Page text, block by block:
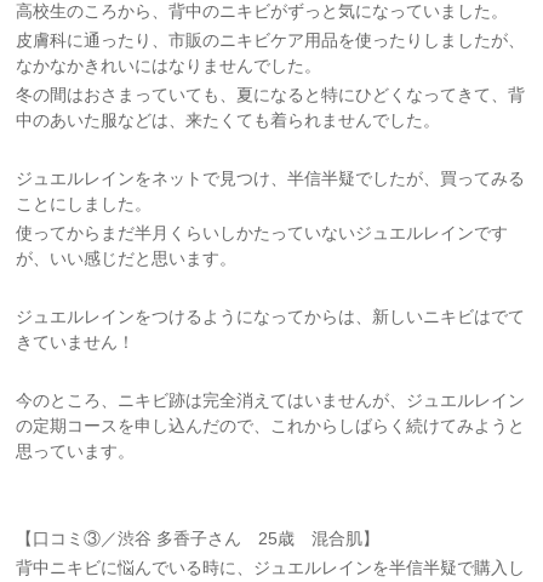
高校生のころから、背中のニキビがずっと気になっていました。
皮膚科に通ったり、市販のニキビケア用品を使ったりしましたが、
なかなかきれいにはなりませんでした。
冬の間はおさまっていても、夏になると特にひどくなってきて、背
中のあいた服などは、来たくても着られませんでした。
ジュエルレインをネットで見つけ、半信半疑でしたが、買ってみる
ことにしました。
使ってからまだ半月くらいしかたっていないジュエルレインです
が、いい感じだと思います。
ジュエルレインをつけるようになってからは、新しいニキビはでて
きていません！
今のところ、ニキビ跡は完全消えてはいませんが、ジュエルレイン
の定期コースを申し込んだので、これからしばらく続けてみようと
思っています。
【口コミ③／渋谷 多香子さん 25歳 混合肌】
背中ニキビに悩んでいる時に、ジュエルレインを半信半疑で購入し